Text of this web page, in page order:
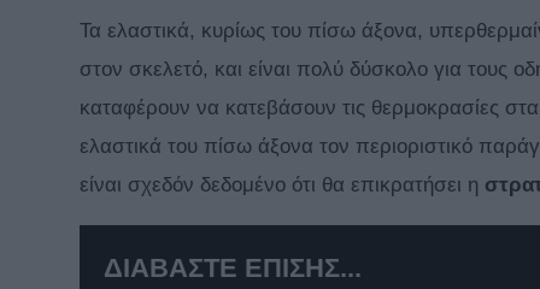
Τα ελαστικά, κυρίως του πίσω άξονα,
στον σκελετό, και είναι πολύ δύσκολο για τους
καταφέρουν να κατεβάσουν τις θερμοκρασίες
ελαστικά του πίσω άξονα τον περιοριστικό
είναι σχεδόν δεδομένο ότι θα επικρατήσει η
ΔΙΑΒΑΣΤΕ ΕΠΙΣΗΣ...